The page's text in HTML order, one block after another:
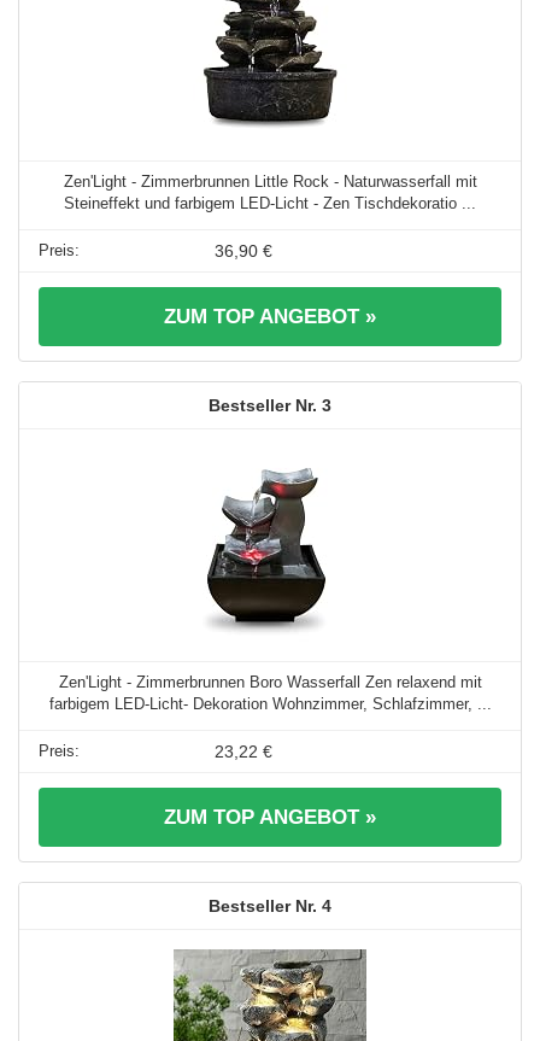
Zen'Light - Zimmerbrunnen Little Rock - Naturwasserfall mit
Steineffekt und farbigem LED-Licht - Zen Tischdekoratio ...
36,90 €
ZUM TOP ANGEBOT »
3
Zen'Light - Zimmerbrunnen Boro Wasserfall Zen relaxend mit
farbigem LED-Licht- Dekoration Wohnzimmer, Schlafzimmer, ...
23,22 €
ZUM TOP ANGEBOT »
4